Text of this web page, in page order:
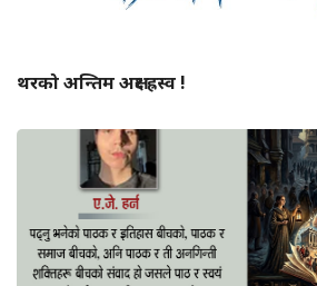
थरको अन्तिम अक्षर ह्रस्व !